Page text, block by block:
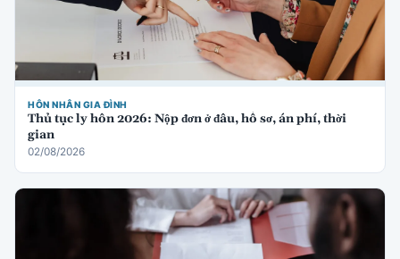
HÔN NHÂN GIA ĐÌNH
Thủ tục ly hôn 2026: Nộp đơn ở đâu, hồ sơ, án phí, thời
gian
02/08/2026